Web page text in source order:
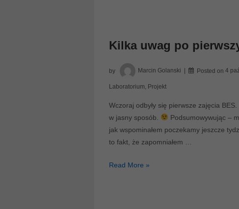
Kilka uwag po
by Marcin Golanski Posted on4
Laboratorium, Projekt
Wczoraj odbyły się pierwsze zajęcia
w jasny sposób.
Podsumowywując –
jak wspominałem poczekamy jeszcze
to fakt, że zapomniałem …
Kilka
Read More »